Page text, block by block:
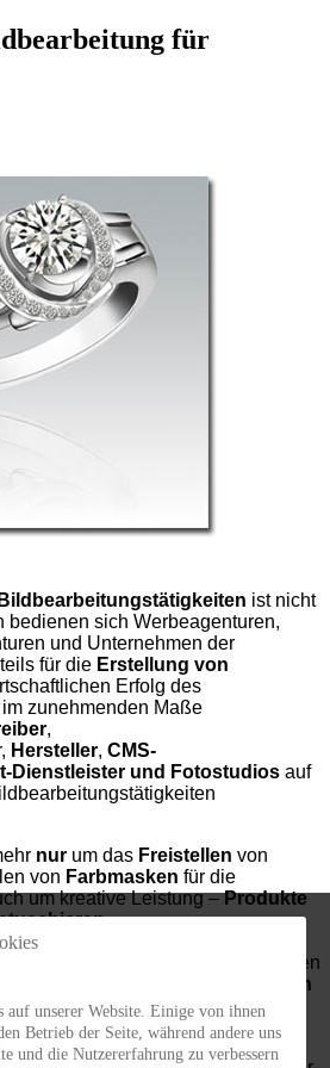
für
ist nicht
bedienen sich Werbeagenturen,
und Unternehmen der
für die Erstellung von
Erfolg des
zunehmenden Maße
,
Hersteller, CMS-
Dienstleister und Fotostudios auf
nur um das Freistellen von
von Farbmasken für die
um kreative Leistung –Produkte
–
. Mit der
auch die 360 Grad Ansichten
Zudem stellen
360 Grad Flash
und Videoclipseinen weiteren
Tätigkeiten dar.
auf unserer Website. Einige von ihnen
Betrieb der Seite, während andere uns
und die Nutzererfahrung zu verbessern